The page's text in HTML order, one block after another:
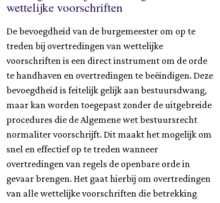
wettelijke voorschriften
De bevoegdheid van de burgemeester om op te
treden bij overtredingen van wettelijke
voorschriften is een direct instrument om de orde
te handhaven en overtredingen te beëindigen. Deze
bevoegdheid is feitelijk gelijk aan bestuursdwang,
maar kan worden toegepast zonder de uitgebreide
procedures die de Algemene wet bestuursrecht
normaliter voorschrijft. Dit maakt het mogelijk om
snel en effectief op te treden wanneer
overtredingen van regels de openbare orde in
gevaar brengen. Het gaat hierbij om overtredingen
van alle wettelijke voorschriften die betrekking